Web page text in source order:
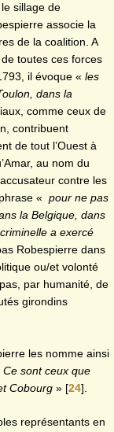
sillage de
associe la
de la coalition. A
toutes ces forces
il évoque « les
dans la
comme ceux de
contribuent
de tout l’Ouest à
au nom du
contre les
« pour ne pas
la Belgique, dans
a exercé
Robespierre dans
ou/et volonté
par humanité, de
girondins
les nomme ainsi
Ce sont ceux que
Cobourg » [24]
représentants en